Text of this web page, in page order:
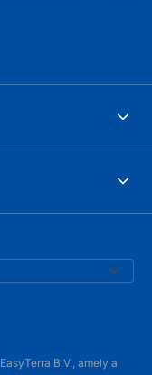
B.V., amely a